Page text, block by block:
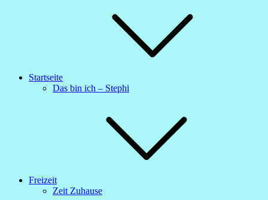
Startseite
Das bin ich – Stephi
Freizeit
Zeit Zuhause